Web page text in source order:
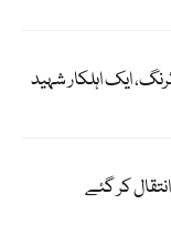
ایک اہلکار شہید
کر گئے